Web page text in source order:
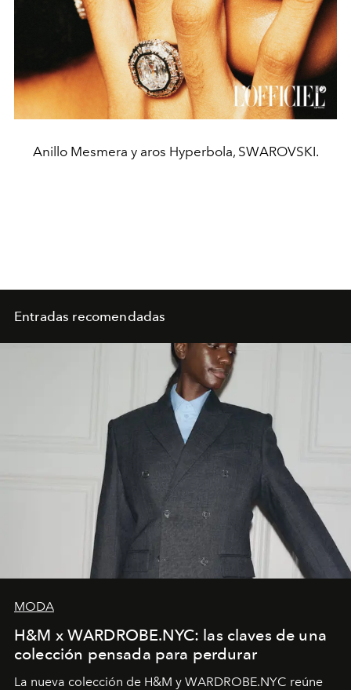
Anillo Mesmera y aros Hyperbola, SWAROVSKI.
Entradas recomendadas
MODA
H&M x WARDROBE.NYC: las claves de una
colección pensada para perdurar
La nueva colección de H&M y WARDROBE.NYC reúne